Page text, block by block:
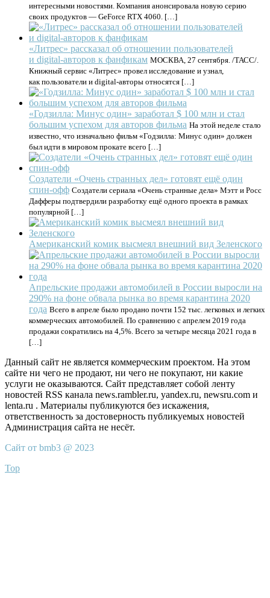
интересными новостями. Компания анонсировала новую серию
своих продуктов — GeForce RTX 4060. […]
«Литрес» рассказал об отношении пользователей
и digital-авторов к фанфикам МОСКВА, 27 сентября. /ТАСС/.
Книжный сервис «Литрес» провел исследование и узнал,
как пользователи и digital-авторы относятся […]
«Годзилла: Минус один» заработал $ 100 млн и стал
большим успехом для авторов фильма На этой неделе стало
известно, что изначально фильм «Годзилла: Минус один» должен
был идти в мировом прокате всего […]
Создатели «Очень странных дел» готовят ещё один
спин-офф Создатели сериала «Очень странные дела» Мэтт и Росс
Дафферы подтвердили разработку ещё одного проекта в рамках
популярной […]
Американский комик высмеял внешний вид Зеленского
Апрельские продажи автомобилей в России выросли на
290% на фоне обвала рынка во время карантина 2020
года Всего в апреле было продано почти 152 тыс. легковых и легких
коммерческих автомобилей. По сравнению с апрелем 2019 года
продажи сократились на 4,5%. Всего за четыре месяца 2021 года в
[…]
Данный сайт не является коммерческим проектом. На этом
сайте ни чего не продают, ни чего не покупают, ни какие
услуги не оказываются. Сайт представляет собой ленту
новостей RSS канала news.rambler.ru, yandex.ru, newsru.com и
lenta.ru . Материалы публикуются без искажения,
ответственность за достоверность публикуемых новостей
Администрация сайта не несёт.
Сайт от bmb3 @ 2023
Top